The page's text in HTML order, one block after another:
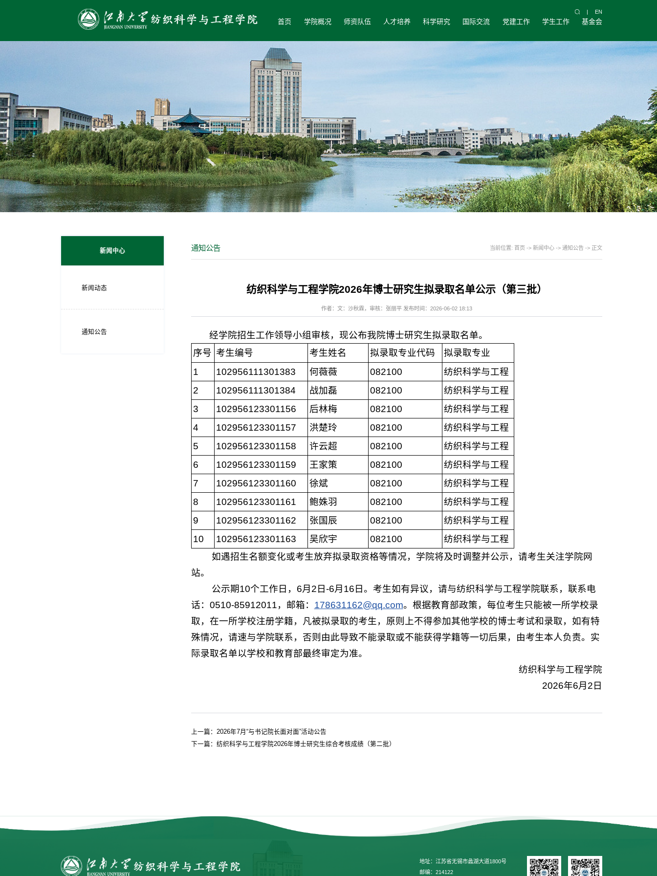
| EN
首页 学院概况 师资队伍 人才培养 科学研究 国际交流 党建工作 学生工作 基金会
新闻中心
新闻动态
通知公告
通知公告 当前位置: 首页 -> 新闻中心-> 通知公告-> 正文
纺织科学与工程学院2026年博士研究生拟录取名单公示（第三批）
作者：文：沙秋霖，审核：张丽平 发布时间：2026-06-02 18:13
经学院招生工作领导小组审核，现公布我院博士研究生拟录取名单。
序号 考生编号 考生姓名 拟录取专业代码
拟录取专业
1
102956111301383 何薇薇 082100
纺织科学与工程
2
102956111301384 战加磊 082100
纺织科学与工程
3
102956123301156 后林梅 082100
纺织科学与工程
4
102956123301157 洪楚玲 082100
纺织科学与工程
5
102956123301158 许云超 082100
纺织科学与工程
6
102956123301159 王家策 082100
纺织科学与工程
7
102956123301160 徐斌 082100
纺织科学与工程
8
102956123301161 鲍姝羽 082100
纺织科学与工程
9
102956123301162 张国辰 082100
纺织科学与工程
10
102956123301163 吴欣宇 082100
纺织科学与工程
如遇招生名额变化或考生放弃拟录取资格等情况，学院将及时调整并公示，请考生关注学院网
站。
公示期10个工作日，6月2日-6月16日。考生如有异议，请与纺织科学与工程学院联系，联系电
话：0510-85912011，邮箱： 178631162@qq.com。根据教育部政策，每位考生只能被一所学校录
取，在一所学校注册学籍，凡被拟录取的考生，原则上不得参加其他学校的博士考试和录取，如有特
殊情况，请速与学院联系，否则由此导致不能录取或不能获得学籍等一切后果，由考生本人负责。实
际录取名单以学校和教育部最终审定为准。
纺织科学与工程学院
2026年6月2日
上一篇： 2026年7月“与书记院长面对面”活动公告
下一篇： 纺织科学与工程学院2026年博士研究生综合考核成绩（第二批）
地址：江苏省无锡市蠡湖大道1800号
邮编：214122